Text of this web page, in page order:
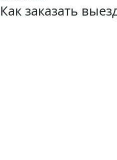
Как заказать